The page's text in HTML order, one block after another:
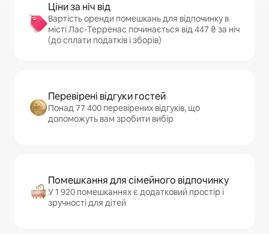
Ціни за ніч від
Вартість оренди помешкань для відпочинку в
місті Лас-Терренас починається від 447 ₴ за ніч
(до сплати податків і зборів)
Перевірені відгуки гостей
Понад 77 400 перевірених відгуків, що
допоможуть вам зробити вибір
Помешкання для сімейного відпочинку
У 1 920 помешканнях є додатковий простір і
зручності для дітей